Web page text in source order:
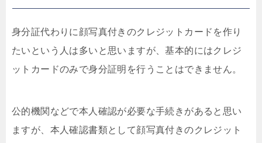
身分証代わりに顔写真付きのクレジットカードを作り
たいという人は多いと思いますが、基本的にはクレジ
ットカードのみで身分証明を行うことはできません。
公的機関などで本人確認が必要な手続きがあると思い
ますが、本人確認書類として顔写真付きのクレジット